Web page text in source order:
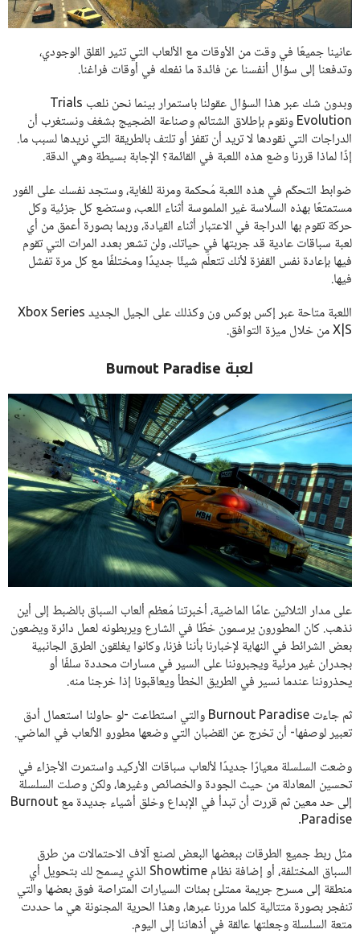
عانينا جميعًا في وقت من الأوقات مع الألعاب التي تثير القلق الوجودي،
وتدفعنا إلى سؤال أنفسنا عن فائدة ما نفعله في أوقات فراغنا.
وبدون شك عبر هذا السؤال عقولنا باستمرار بينما نحن نلعب Trials
Evolution ونقوم بإطلاق الشتائم وصناعة الضجيج بشغف ونستغرب أن
الدراجات التي نقودها لا تريد أن تقفز أو تلتف بالطريقة التي نريدها لسبب ما.
إذًا لماذا قررنا وضع هذه اللعبة في القائمة؟ الإجابة بسيطة وهي الدقة.
ضوابط التحكّم في هذه اللعبة مُحكمة ومرنة للغاية، وستجد نفسك على الفور
مستمتعًا بهذه السلاسة غير الملموسة أثناء اللعب، وستضع كل جزئية وكل
حركة تقوم بها الدراجة في الاعتبار أثناء القيادة، وربما بصورة أعمق من أي
لعبة سباقات عادية قد جربتها في حياتك، ولن تشعر بعدد المرات التي تقوم
فيها بإعادة نفس القفزة لأنك تتعلّم شيئًا جديدًا ومختلفًا مع كل مرة تفشل
فيها.
اللعبة متاحة عبر إكس بوكس ون وكذلك على الجيل الجديد Xbox Series
X|S من خلال ميزة التوافق.
لعبة Burnout Paradise
على مدار الثلاثين عامًا الماضية، أخبرتنا مُعظم ألعاب السباق بالضبط إلى أين
نذهب. كان المطورون يرسمون خطًا في الشارع ويربطونه لعمل دائرة ويضعون
بعض الشرائط في النهاية لإخبارنا بأننا فزنا، وكانوا يغلقون الطرق الجانبية
بجدران غير مرئية ويجبروننا على السير في مسارات محددة سلفًا أو
يحذروننا عندما نسير في الطريق الخطأ ويعاقبونا إذا خرجنا منه.
ثم جاءت Burnout Paradise والتي استطاعت -لو حاولنا استعمال أدق
تعبير لوصفها- أن تخرج عن القضبان التي وضعها مطورو الألعاب في الماضي.
وضعت السلسلة معيارًا جديدًا لألعاب سباقات الأركيد واستمرت الأجزاء في
تحسين المعادلة من حيث الجودة والخصائص وغيرها، ولكن وصلت السلسلة
إلى حد معين ثم قررت أن تبدأ في الإبداع وخلق أشياء جديدة مع Burnout
Paradise.
مثل ربط جميع الطرقات ببعضها البعض لصنع آلاف الاحتمالات من طرق
السباق المختلفة، أو إضافة نظام Showtime الذي يسمح لك بتحويل أي
منطقة إلى مسرح جريمة ممتلئ بمئات السيارات المتراصة فوق بعضها والتي
تنفجر بصورة متتالية كلما مررنا عبرها، وهذا الحرية المجنونة هي ما حددت
متعة السلسلة وجعلتها عالقة في أذهاننا إلى اليوم.